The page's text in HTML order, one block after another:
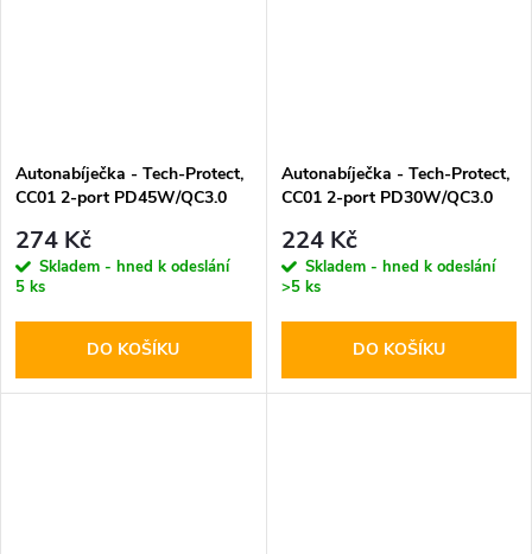
Autonabíječka - Tech-Protect,
CC01 2-port PD45W/QC3.0
274 Kč
Skladem - hned k odeslání
5 ks
DO KOŠÍKU
Autonabíječka - Tech-Protect,
CC01 2-port PD30W/QC3.0
224 Kč
Skladem - hned k odeslání
>5 ks
DO KOŠÍKU